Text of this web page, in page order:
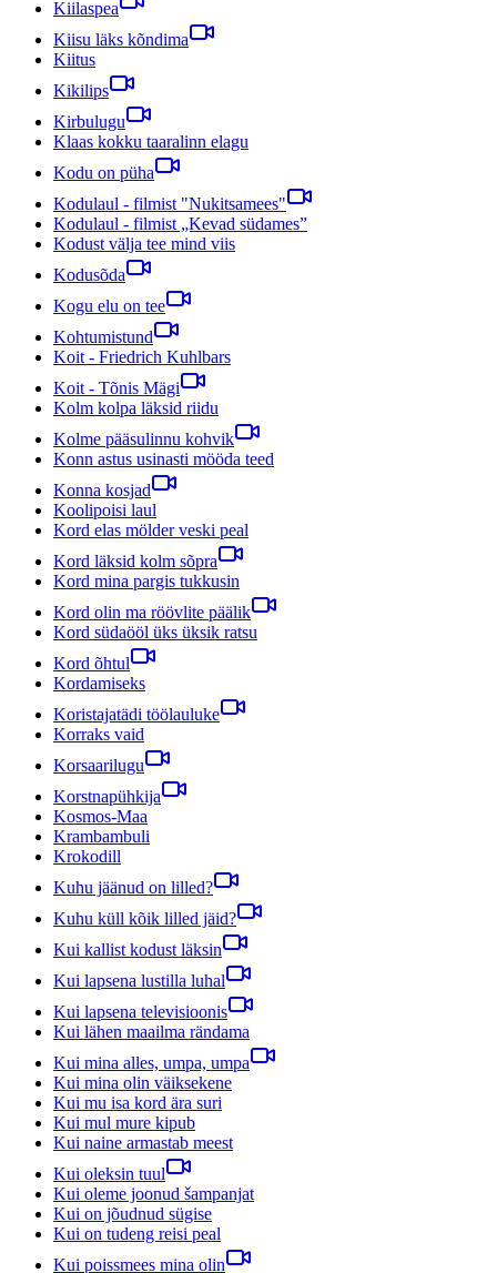
Kiilaspea
Kiisu läks kõndima
Kiitus
Kikilips
Kirbulugu
Klaas kokku taaralinn elagu
Kodu on püha
Kodulaul - filmist "Nukitsamees"
Kodulaul - filmist „Kevad südames”
Kodust välja tee mind viis
Kodusõda
Kogu elu on tee
Kohtumistund
Koit - Friedrich Kuhlbars
Koit - Tõnis Mägi
Kolm kolpa läksid riidu
Kolme pääsulinnu kohvik
Konn astus usinasti mööda teed
Konna kosjad
Koolipoisi laul
Kord elas mölder veski peal
Kord läksid kolm sõpra
Kord mina pargis tukkusin
Kord olin ma röövlite päälik
Kord südaööl üks üksik ratsu
Kord õhtul
Kordamiseks
Koristajatädi töölauluke
Korraks vaid
Korsaarilugu
Korstnapühkija
Kosmos-Maa
Krambambuli
Krokodill
Kuhu jäänud on lilled?
Kuhu küll kõik lilled jäid?
Kui kallist kodust läksin
Kui lapsena lustilla luhal
Kui lapsena televisioonis
Kui lähen maailma rändama
Kui mina alles, umpa, umpa
Kui mina olin väiksekene
Kui mu isa kord ära suri
Kui mul mure kipub
Kui naine armastab meest
Kui oleksin tuul
Kui oleme joonud šampanjat
Kui on jõudnud sügise
Kui on tudeng reisi peal
Kui poissmees mina olin